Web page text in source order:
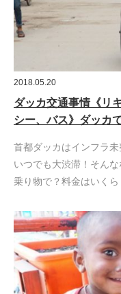
2018.05.20
ダッカ交通事情《リ
シー、バス》ダッカ
首都ダッカはインフラ
いつでも大渋滞！そん
乗り物で？料金はいく